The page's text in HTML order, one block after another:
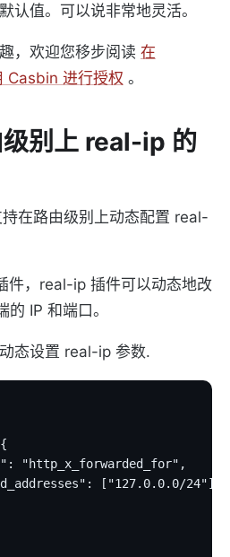
认值。可以说非常地灵活。
，欢迎您移步阅读 在
Casbin 进行授权 。
别上 real-ip 的
在路由级别上动态配置 real-
件，real-ip 插件可以动态地改
IP 和端口。
态设置 real-ip 参数.
"http_x_forwarded_for",
["127.0.0.0/24"]